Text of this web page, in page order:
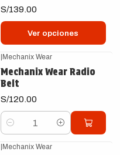
S/139.00
Ver opciones
|Mechanix Wear
Mechanix Wear Radio
Belt
S/120.00
Cantidad
|Mechanix Wear